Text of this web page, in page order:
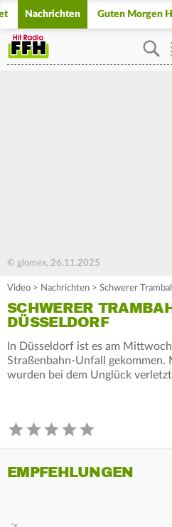
Nachrichten Guten Morgen
© glomex, 26.11.2025
Video > Nachrichten > Schwerer
SCHWERER
DÜSSELDORF
In Düsseldorf ist es am
Straßenbahn-Unfall gekommen.
wurden bei dem Unglück
EMPFEHLUNGEN